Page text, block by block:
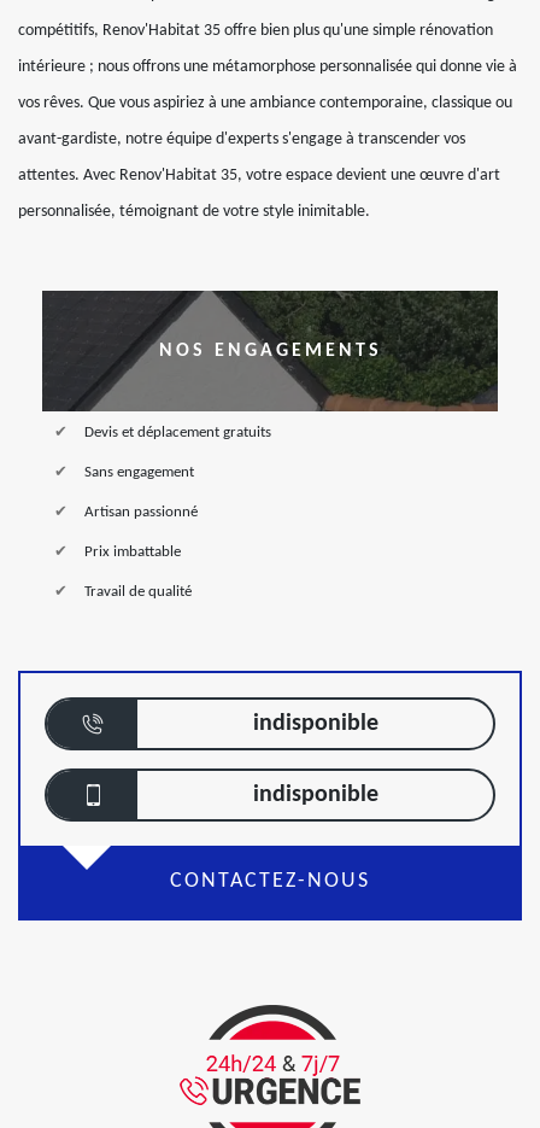
compétitifs, Renov'Habitat 35 offre bien plus qu'une simple rénovation
intérieure ; nous offrons une métamorphose personnalisée qui donne vie à
vos rêves. Que vous aspiriez à une ambiance contemporaine, classique ou
avant-gardiste, notre équipe d'experts s'engage à transcender vos
attentes. Avec Renov'Habitat 35, votre espace devient une œuvre d'art
personnalisée, témoignant de votre style inimitable.
NOS ENGAGEMENTS
Devis et déplacement gratuits
Sans engagement
Artisan passionné
Prix imbattable
Travail de qualité
indisponible
indisponible
CONTACTEZ-NOUS